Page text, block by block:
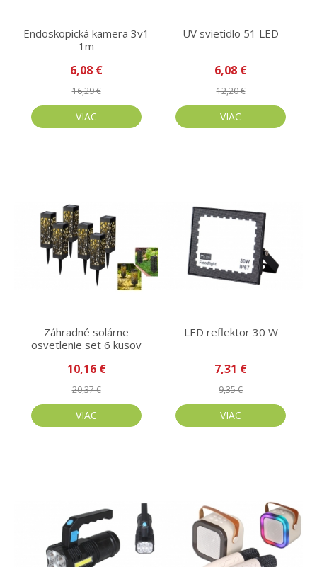
Endoskopická kamera 3v1
1m
6,08 €
16,29 €
VIAC
UV svietidlo 51 LED
6,08 €
12,20 €
VIAC
Záhradné solárne
osvetlenie set 6 kusov
10,16 €
20,37 €
VIAC
LED reflektor 30 W
7,31 €
9,35 €
VIAC